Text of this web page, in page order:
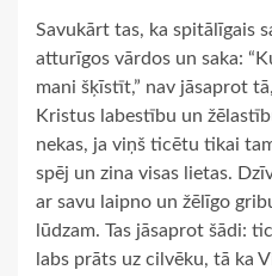
Savukārt tas, ka spitālīgais
atturīgos vārdos un saka:
mani šķīstīt,” nav jāsaprot
Kristus labestību un
nekas, ja viņš ticētu tikai
spēj un zina visas lietas.
ar savu laipno un žēlīgo
lūdzam. Tas jāsaprot šādi:
labs prāts uz cilvēku, tā ka